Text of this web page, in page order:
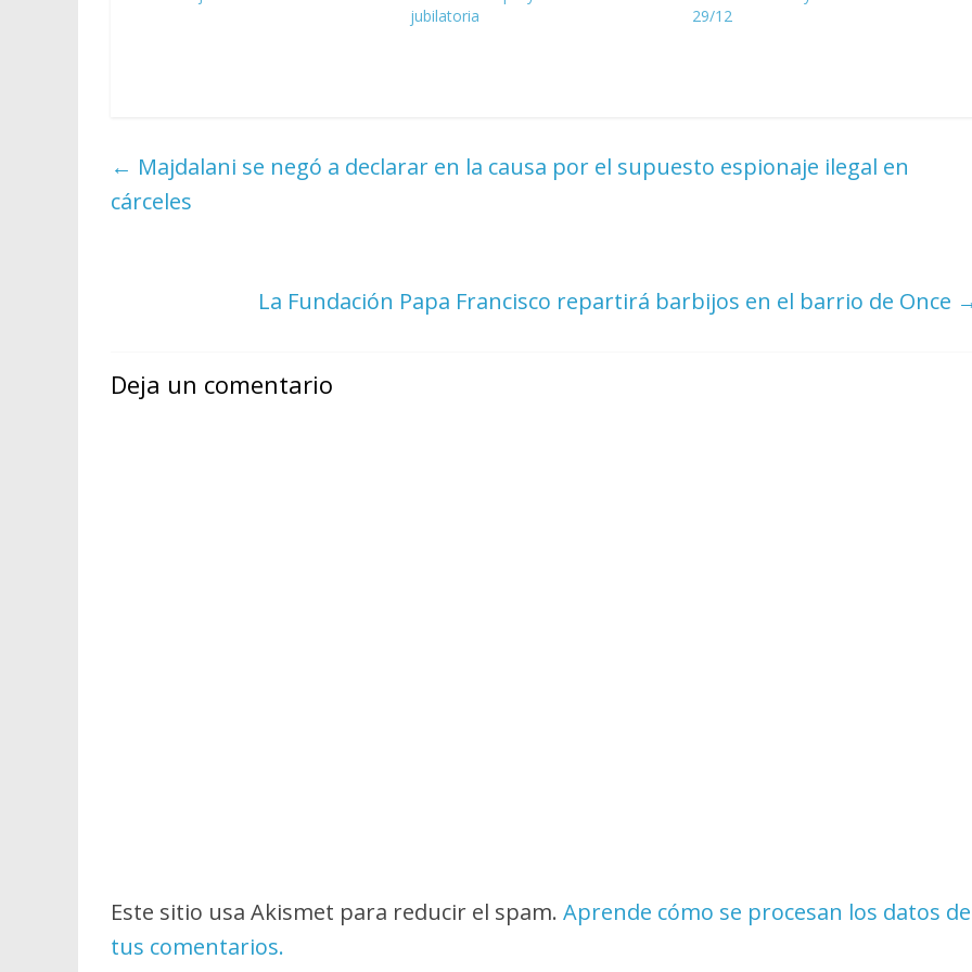
jubilatoria
29/12
← Majdalani se negó a declarar en la causa por el supuesto espionaje ilegal en
cárceles
La Fundación Papa Francisco repartirá barbijos en el barrio de Once
Deja un comentario
Este sitio usa Akismet para reducir el spam. Aprende cómo se procesan los datos de
tus comentarios.